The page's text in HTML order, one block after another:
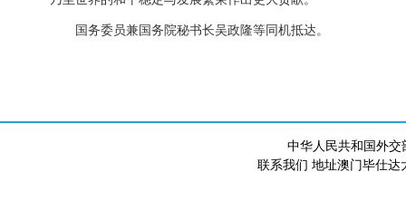
国务委员兼国务院秘书长吴政隆等同机抵达。
中华人民共和国外
联系我们 地址澳门毕仕